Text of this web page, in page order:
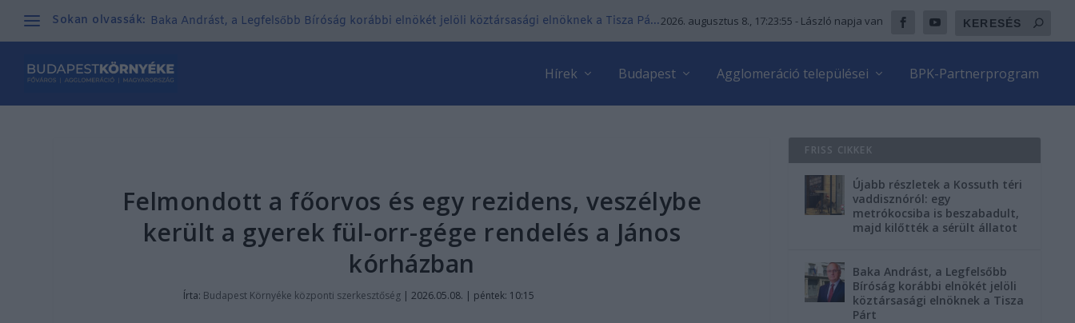
Sokan olvassák: Baka Andrást, a Legfelsőbb Bíróság korábbi elnökét jelöli köztársasági elnöknek a Tisza Pá...2026. augusztus 8., 17:23:56 - László napja van
Hírek Budapest Agglomeráció települései BPK-Partnerprogram
Felmondott a főorvos és egy rezidens, veszélybe
került a gyerek fül-orr-gége rendelés a János
kórházban
Írta: Budapest Környéke központi szerkesztőség| 2026.05.08. | péntek: 10:15
FRISS CIKKEK
Újabb részletek a Kossuth téri
vaddisznóról: egy
metrókocsiba is beszabadult,
majd kilőtték a sérült állatot
Baka Andrást, a Legfelsőbb
Bíróság korábbi elnökét jelöli
köztársasági elnöknek a Tisza
Párt